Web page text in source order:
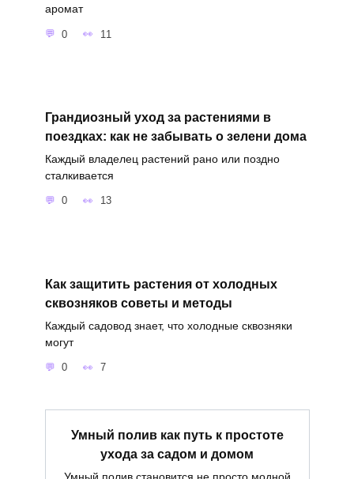
аромат
0 11
Грандиозный уход за растениями в
поездках: как не забывать о зелени дома
Каждый владелец растений рано или поздно
сталкивается
0 13
Как защитить растения от холодных
сквозняков советы и методы
Каждый садовод знает, что холодные сквозняки
могут
0 7
Умный полив как путь к простоте
ухода за садом и домом